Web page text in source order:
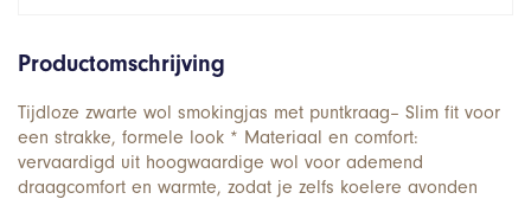
Productomschrijving
Tijdloze zwarte wol smokingjas met puntkraag– Slim fit voor
een strakke, formele look * Materiaal en comfort:
vervaardigd uit hoogwaardige wol voor ademend
draagcomfort en warmte, zodat je zelfs koelere avonden